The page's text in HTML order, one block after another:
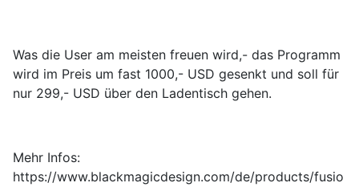
Was die User am meisten freuen wird,- das Programm
wird im Preis um fast 1000,- USD gesenkt und soll für
nur 299,- USD über den Ladentisch gehen.
Mehr Infos:
https://www.blackmagicdesign.com/de/products/fusio